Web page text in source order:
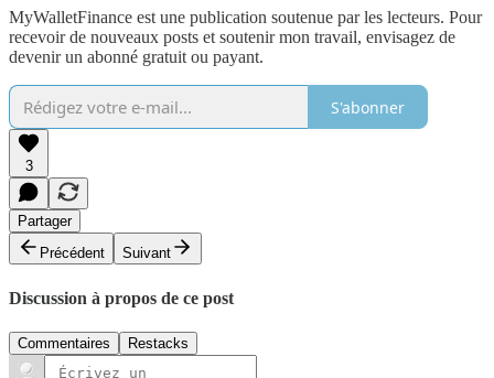
MyWalletFinance est une publication soutenue par les lecteurs. Pour
recevoir de nouveaux posts et soutenir mon travail, envisagez de
devenir un abonné gratuit ou payant.
S'abonner
3
Partager
Précédent
Suivant
Discussion à propos de ce post
Commentaires Restacks